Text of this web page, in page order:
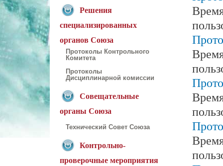
Решения
специализированных
органов Союза
Протоколы Контрольного
Комитета
Протоколы
Дисциплинарной комиссии
Совещательные
органы Союза
Технический Совет Союза
Контрольно-
проверочные мероприятия